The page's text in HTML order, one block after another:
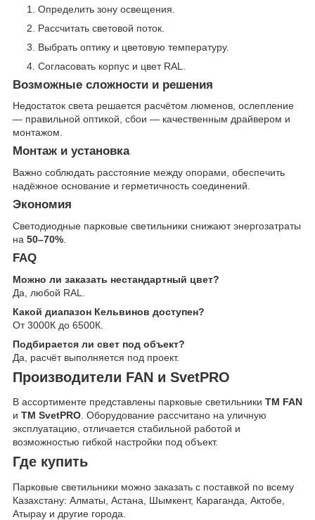
Определить зону освещения.
Рассчитать световой поток.
Выбрать оптику и цветовую температуру.
Согласовать корпус и цвет RAL.
Возможные сложности и решения
Недостаток света решается расчётом люменов, ослепление
— правильной оптикой, сбои — качественным драйвером и
монтажом.
Монтаж и установка
Важно соблюдать расстояние между опорами, обеспечить
надёжное основание и герметичность соединений.
Экономия
Светодиодные парковые светильники снижают энергозатраты
на 50–70%
FAQ
Можно ли заказать нестандартный цвет?
Да, любой RAL.
Какой диапазон Кельвинов доступен?
От 3000К до 6500К.
Подбирается ли свет под объект?
Да, расчёт выполняется под проект.
Производители FAN и SvetPRO
В ассортименте представлены парковые светильники ТМ FAN
и ТМ SvetPRO. Оборудование рассчитано на уличную
эксплуатацию, отличается стабильной работой и
возможностью гибкой настройки под объект.
Где купить
Парковые светильники можно заказать с поставкой по всему
Казахстану: Алматы, Астана, Шымкент, Караганда, Актобе,
Атырау и другие города.